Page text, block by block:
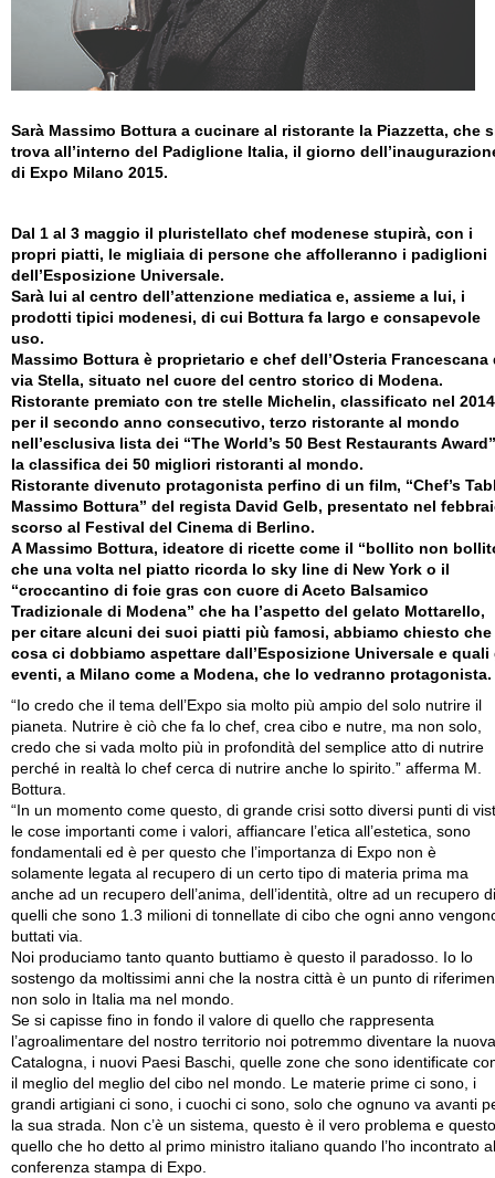
Sarà Massimo Bottura a cucinare al ristorante la Piazzetta, che
trova all’interno del Padiglione Italia, il giorno
di Expo Milano 2015.
Dal 1 al 3 maggio il pluristellato chef modenese stupirà, con i
propri piatti, le migliaia di persone che affolleranno i padiglioni
dell’Esposizione Universale.
Sarà lui al centro dell’attenzione mediatica e, assieme a lui, i
prodotti tipici modenesi, di cui Bottura fa largo e consapevole
uso.
Massimo Bottura è proprietario e chef dell’Osteria Francescana
via Stella, situato nel cuore del centro storico di Modena.
Ristorante premiato con tre stelle Michelin, classificato nel
per il secondo anno consecutivo, terzo ristorante al mondo
nell’esclusiva lista dei “The World’s 50 Best Restaurants
la classifica dei 50 migliori ristoranti al mondo.
Ristorante divenuto protagonista perfino di un film, “Chef’s
Massimo Bottura” del regista David Gelb, presentato nel
scorso al Festival del Cinema di Berlino.
A Massimo Bottura, ideatore di ricette come il “bollito non
che una volta nel piatto ricorda lo sky line di New York o il
“croccantino di foie gras con cuore di Aceto Balsamico
Tradizionale di Modena” che ha l’aspetto del gelato Mottarello,
per citare alcuni dei suoi piatti più famosi, abbiamo chiesto che
cosa ci dobbiamo aspettare dall’Esposizione Universale e quali
eventi, a Milano come a Modena, che lo vedranno protagonista.
“Io credo che il tema dell’Expo sia molto più ampio del solo nutrire il
pianeta. Nutrire è ciò che fa lo chef, crea cibo e nutre, ma non solo,
credo che si vada molto più in profondità del semplice atto di nutrire
perché in realtà lo chef cerca di nutrire anche lo spirito.” afferma M.
Bottura.
“In un momento come questo, di grande crisi sotto diversi punti di
le cose importanti come i valori, affiancare l’etica all’estetica, sono
fondamentali ed è per questo che l’importanza di Expo non è
solamente legata al recupero di un certo tipo di materia prima ma
anche ad un recupero dell’anima, dell’identità, oltre ad un recupero di
quelli che sono 1.3 milioni di tonnellate di cibo che ogni anno
buttati via.
Noi produciamo tanto quanto buttiamo è questo il paradosso. Io lo
sostengo da moltissimi anni che la nostra città è un punto di
non solo in Italia ma nel mondo.
Se si capisse fino in fondo il valore di quello che rappresenta
l’agroalimentare del nostro territorio noi potremmo diventare la nuova
Catalogna, i nuovi Paesi Baschi, quelle zone che sono identificate
il meglio del meglio del cibo nel mondo. Le materie prime ci sono, i
grandi artigiani ci sono, i cuochi ci sono, solo che ognuno va avanti
la sua strada. Non c’è un sistema, questo è il vero problema e
quello che ho detto al primo ministro italiano quando l’ho incontrato
conferenza stampa di Expo.